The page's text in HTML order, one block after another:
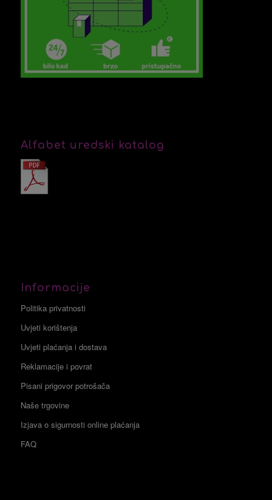
Alfabet uredski katalog
Informacije
Politika privatnosti
Uvjeti korištenja
Uvjeti plaćanja i dostava
Reklamacije i povrat
Pisani prigovor potrošača
Naše trgovine
Izjava o sigurnosti online plaćanja
FAQ